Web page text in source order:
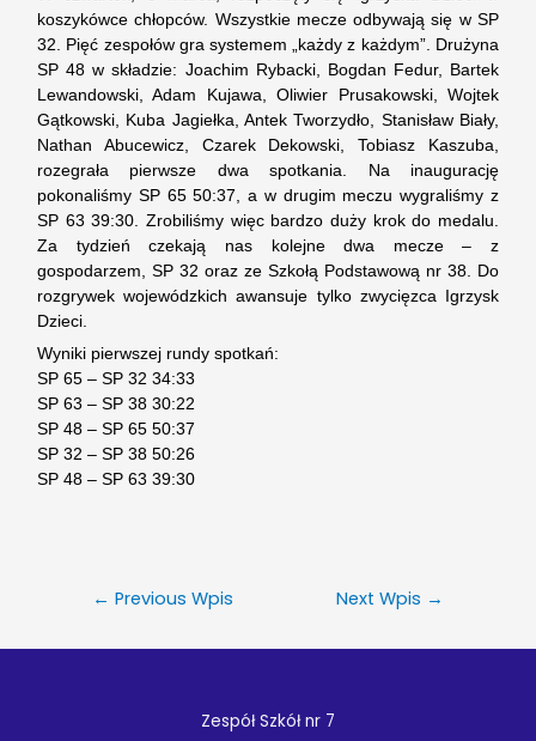
koszykówce chłopców. Wszystkie mecze odbywają się w SP
32. Pięć zespołów gra systemem „każdy z każdym”. Drużyna
SP 48 w składzie: Joachim Rybacki, Bogdan Fedur, Bartek
Lewandowski, Adam Kujawa, Oliwier Prusakowski, Wojtek
Gątkowski, Kuba Jagiełka, Antek Tworzydło, Stanisław Biały,
Nathan Abucewicz, Czarek Dekowski, Tobiasz Kaszuba,
rozegrała pierwsze dwa spotkania. Na inaugurację
pokonaliśmy SP 65 50:37, a w drugim meczu wygraliśmy z
SP 63 39:30. Zrobiliśmy więc bardzo duży krok do medalu.
Za tydzień czekają nas kolejne dwa mecze – z
gospodarzem, SP 32 oraz ze Szkołą Podstawową nr 38. Do
rozgrywek wojewódzkich awansuje tylko zwycięzca Igrzysk
Dzieci.
Wyniki pierwszej rundy spotkań:
SP 65 – SP 32 34:33
SP 63 – SP 38 30:22
SP 48 – SP 65 50:37
SP 32 – SP 38 50:26
SP 48 – SP 63 39:30
← Previous Wpis Next Wpis →
Zespół Szkół nr 7